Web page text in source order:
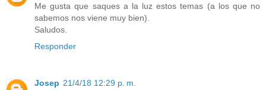
Me gusta que saques a la luz estos temas (a los que no
sabemos nos viene muy bien).
Saludos.
Responder
Josep 21/4/18 12:29 p. m.